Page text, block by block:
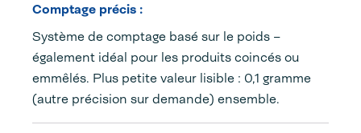
Comptage précis :
Système de comptage basé sur le poids –
également idéal pour les produits coincés ou
emmêlés. Plus petite valeur lisible : 0,1 gramme
(autre précision sur demande) ensemble.